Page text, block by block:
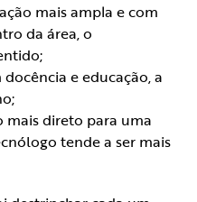
mais ampla e com
da área, o
e educação, a
mais direto para uma
tende a ser mais